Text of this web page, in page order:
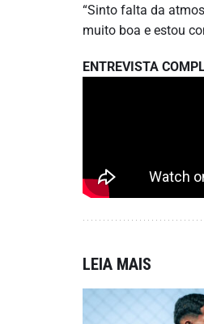
“Sinto falta da
muito boa e estou
ENTREVISTA
LEIA MAIS